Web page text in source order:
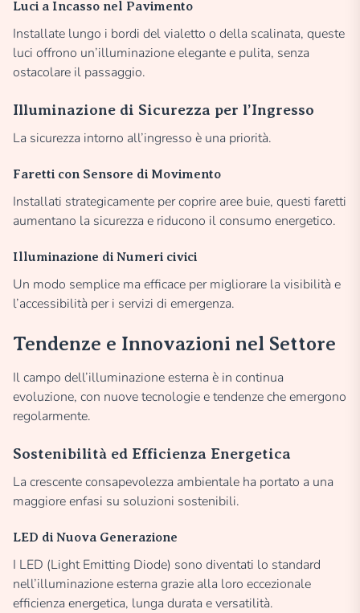
Luci a Incasso nel Pavimento
Installate lungo i bordi del vialetto o della scalinata, queste
luci offrono un’illuminazione elegante e pulita, senza
ostacolare il passaggio.
Illuminazione di Sicurezza per l’Ingresso
La sicurezza intorno all’ingresso è una priorità.
Faretti con Sensore di Movimento
Installati strategicamente per coprire aree buie, questi faretti
aumentano la sicurezza e riducono il consumo energetico.
Illuminazione di Numeri civici
Un modo semplice ma efficace per migliorare la visibilità e
l’accessibilità per i servizi di emergenza.
Tendenze e Innovazioni nel Settore
Il campo dell’illuminazione esterna è in continua
evoluzione, con nuove tecnologie e tendenze che emergono
regolarmente.
Sostenibilità ed Efficienza Energetica
La crescente consapevolezza ambientale ha portato a una
maggiore enfasi su soluzioni sostenibili.
LED di Nuova Generazione
I LED (Light Emitting Diode) sono diventati lo standard
nell’illuminazione esterna grazie alla loro eccezionale
efficienza energetica, lunga durata e versatilità.